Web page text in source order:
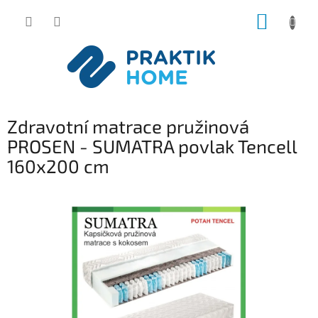
Zdravotní matrace pružinová
PROSEN - SUMATRA povlak Tencell
160x200 cm